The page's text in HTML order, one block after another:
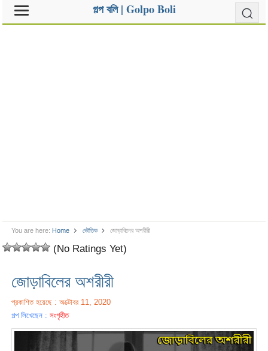
গল্প বলি | Golpo Boli
You are here: Home ভৌতিক জোড়াবিলের অশরীরী
(No Ratings Yet)
জোড়াবিলের অশরীরী
প্রকাশিত হয়েছে : অক্টোবর 11, 2020
গল্প লিখেছেন :সংগৃহীত